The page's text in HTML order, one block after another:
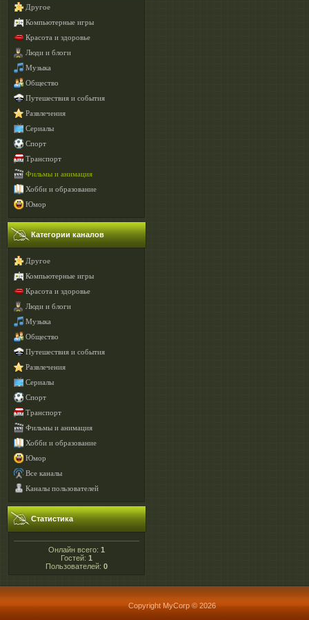
Другое
Компьютерные игры
Красота и здоровье
Люди и блоги
Музыка
Общество
Путешествия и события
Развлечения
Сериалы
Спорт
Транспорт
Фильмы и анимация
Хобби и образование
Юмор
Категории каналов
Другое
Компьютерные игры
Красота и здоровье
Люди и блоги
Музыка
Общество
Путешествия и события
Развлечения
Сериалы
Спорт
Транспорт
Фильмы и анимация
Хобби и образование
Юмор
Все каналы
Каналы пользователей
Статистика
Онлайн всего: 1
Гостей: 1
Пользователей: 0
Copyright MyCorp © 2026